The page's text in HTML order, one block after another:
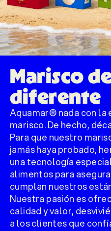
Marisco
diferente
Aquamar® nada con la
marisco. De hecho,
Para que nuestro
jamás haya probado,
una tecnología
alimentos para
cumplan nuestros
Nuestra pasión es
calidad y valor,
a los clientes que